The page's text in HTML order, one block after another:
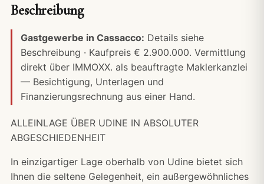
Beschreibung
Gastgewerbe in Cassacco: Details siehe
Beschreibung · Kaufpreis € 2.900.000. Vermittlung
direkt über IMMOXX. als beauftragte Maklerkanzlei
— Besichtigung, Unterlagen und
Finanzierungsrechnung aus einer Hand.
ALLEINLAGE ÜBER UDINE IN ABSOLUTER
ABGESCHIEDENHEIT
In einzigartiger Lage oberhalb von Udine bietet sich
Ihnen die seltene Gelegenheit, ein außergewöhnliches